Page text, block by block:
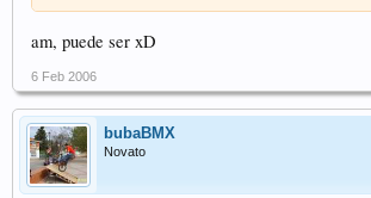
am, puede ser xD
6 Feb 2006
bubaBMX
Novato